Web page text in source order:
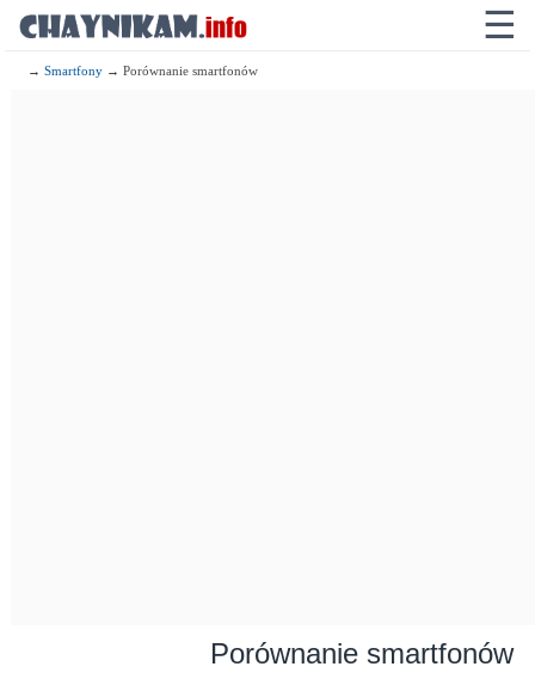
☰
→Smartfony → Porównanie smartfonów
Porównanie smartfonów